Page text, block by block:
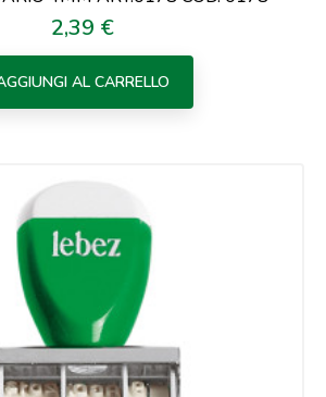
Prezzo
2,39 €
AL CARRELLO